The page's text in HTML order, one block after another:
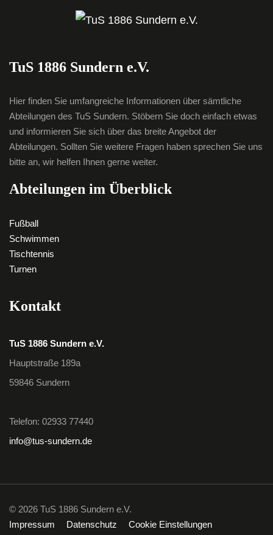
TuS 1886 Sundern e.V.
Hier finden Sie umfangreiche Informationen über sämtliche
Abteilungen des TuS Sundern. Stöbern Sie doch einfach etwas
und informieren Sie sich über das breite Angebot der
Abteilungen. Sollten Sie weitere Fragen haben sprechen Sie uns
bitte an, wir helfen Ihnen gerne weiter.
Abteilungen im Überblick
Fußball
Schwimmen
Tischtennis
Turnen
Kontakt
TuS 1886 Sundern e.V.
Hauptstraße 189a
59846 Sundern
Telefon: 02933 77440
info@tus-sundern.de
© 2026 TuS 1886 Sundern e.V.
Impressum
Datenschutz Cookie Einstellungen